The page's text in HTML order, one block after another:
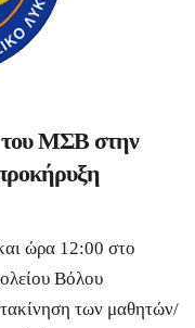
ΜΣΒ στην
ώρα 12:00 στο
Βόλου
των μαθητών/